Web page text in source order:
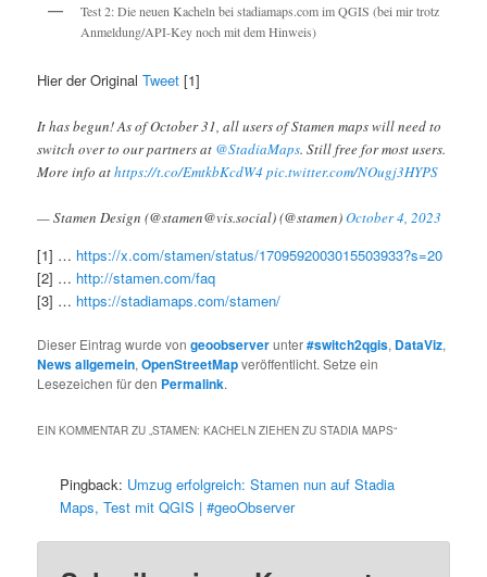
Test 2: Die neuen Kacheln bei stadiamaps.com im QGIS (bei mir trotz
Anmeldung/API-Key noch mit dem Hinweis)
Hier der OriginalTweet [1]
It has begun! As of October 31, all users of Stamen maps will need to
switch over to our partners at @StadiaMaps. Still free for most users.
More info athttps://t.co/EmtkbKcdW4 pic.twitter.com/NOugj3HYPS
— Stamen Design (@stamen@vis.social) (@stamen)October 4, 2023
[1] … https://x.com/stamen/status/1709592003015503933?s=20
[2] … http://stamen.com/faq
[3] … https://stadiamaps.com/stamen/
Dieser Eintrag wurde vongeoobserverunter#switch2qgis, DataViz,
News allgemein,OpenStreetMapveröffentlicht. Setze ein
Lesezeichen für den Permalink.
EIN KOMMENTAR ZU „STAMEN: KACHELN ZIEHEN ZU STADIA MAPS“
Pingback: Umzug erfolgreich: Stamen nun auf Stadia
Maps, Test mit QGIS | #geoObserver